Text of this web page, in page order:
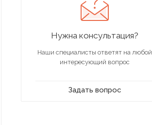
Нужна консультация?
Наши специалисты ответят на любой
интересующий вопрос
Задать вопрос